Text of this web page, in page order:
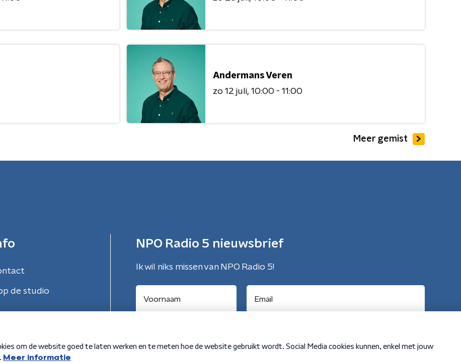
Andermans Veren
zo 12 juli 10:00 - 11:00
Meer gemist
de studio
NPO Radio 5 nieuwsbrief
Ik wil niks missen van NPO Radio 5!